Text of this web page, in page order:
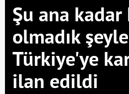
Şu ana kadar
olmadık
Türkiye'ye
ilan edildi